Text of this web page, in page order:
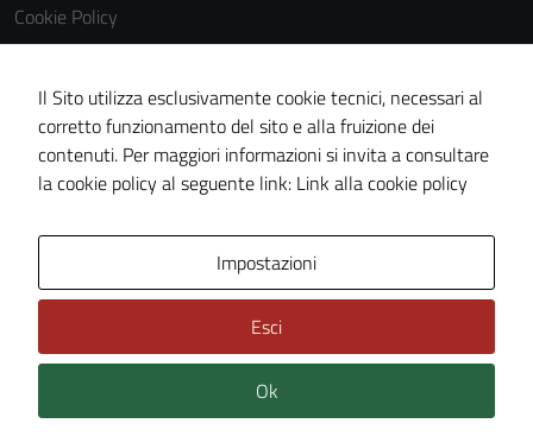
Cookie Policy
Note legali
Dichiarazione di accessibilità
Obiettivi di accessibilità
Piano di miglioramento del sito
Technical Design s.r.l.
Il Sito utilizza esclusivamente cookie tecnici, necessari al
corretto funzionamento del sito e alla fruizione dei
contenuti. Per maggiori informazioni si invita a consultare
la cookie policy al seguente link: Link alla cookie policy
Impostazioni
Esci
Ok